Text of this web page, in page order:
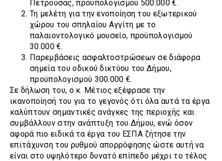
Πετρούσας, προϋπολογισμού 500.000 €.
Τη μελέτη για την ενοποίηση του εξωτερικού
χώρου του σπηλαίου Αγγίτη με το
παλαιοντολογικό μουσείο, προϋπολογισμού
30.000 €.
Παρεμβάσεις ασφαλτοστρώσεων σε διάφορα
σημεία του οδικού δικτύου του Δήμου,
προϋπολογισμού 300.000 €.
Σε δήλωση του, ο κ. Μέτιος εξέφρασε την
ικανοποίησή του για το γεγονός ότι όλα αυτά τα έργα
καλύπτουν σημαντικές ανάγκες της περιοχής και
συμβάλλουν στην ανάπτυξη του Δήμου, ενώ όσον
αφορά πιο ειδικά τα έργα του ΕΣΠΑ ζήτησε την
επιτάχυνση του ρυθμού απορρόφησης ώστε αυτή να
είναι στο υψηλότερο δυνατό επίπεδο μέχρι το τέλος